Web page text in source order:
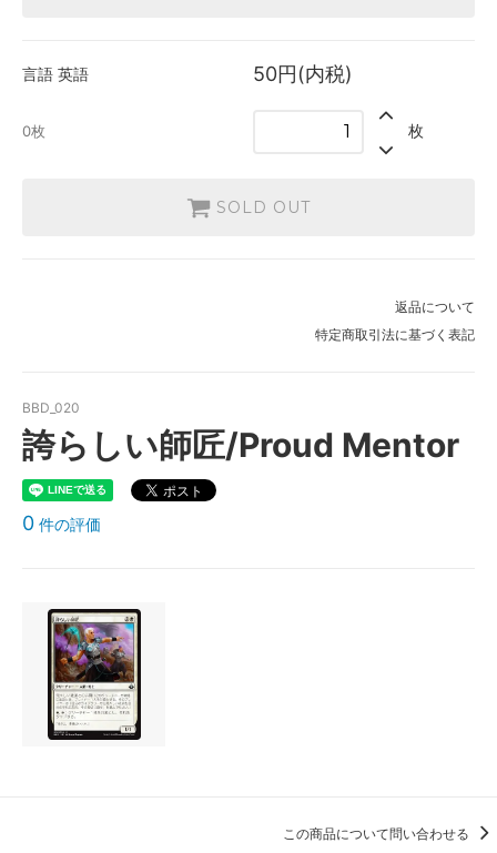
言語 英語 50円(内税)
0枚 枚
SOLD OUT
返品について
特定商取引法に基づく表記
BBD_020
誇らしい師匠/Proud Mentor
0 件の評価
この商品について問い合わせる